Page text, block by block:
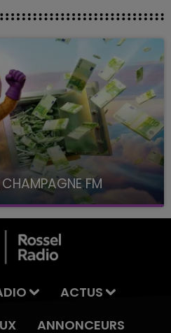
FM
FM, à 8H10
ACTUS
ANNONCEURS